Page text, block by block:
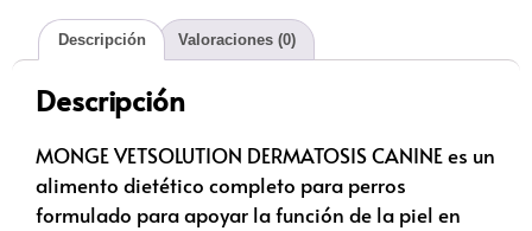
Descripción Valoraciones (0)
Descripción
MONGE VETSOLUTION DERMATOSIS CANINE es un
alimento dietético completo para perros
formulado para apoyar la función de la piel en